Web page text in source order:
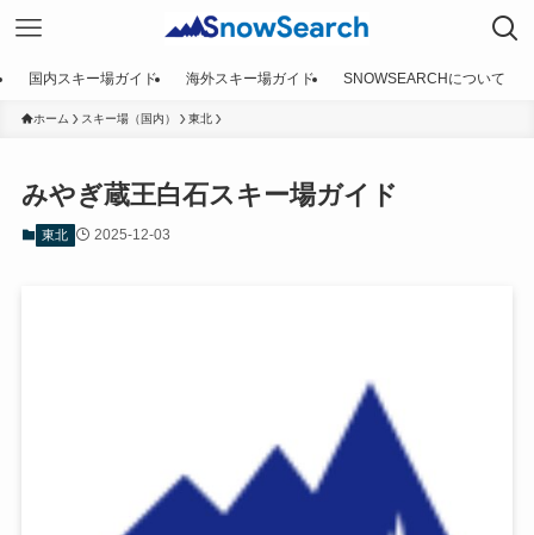
国内スキー場ガイド 海外スキー場ガイド SNOWSEARCHについて
ホーム スキー場（国内） 東北
みやぎ蔵王白石スキー場ガイド
東北 2025-12-03